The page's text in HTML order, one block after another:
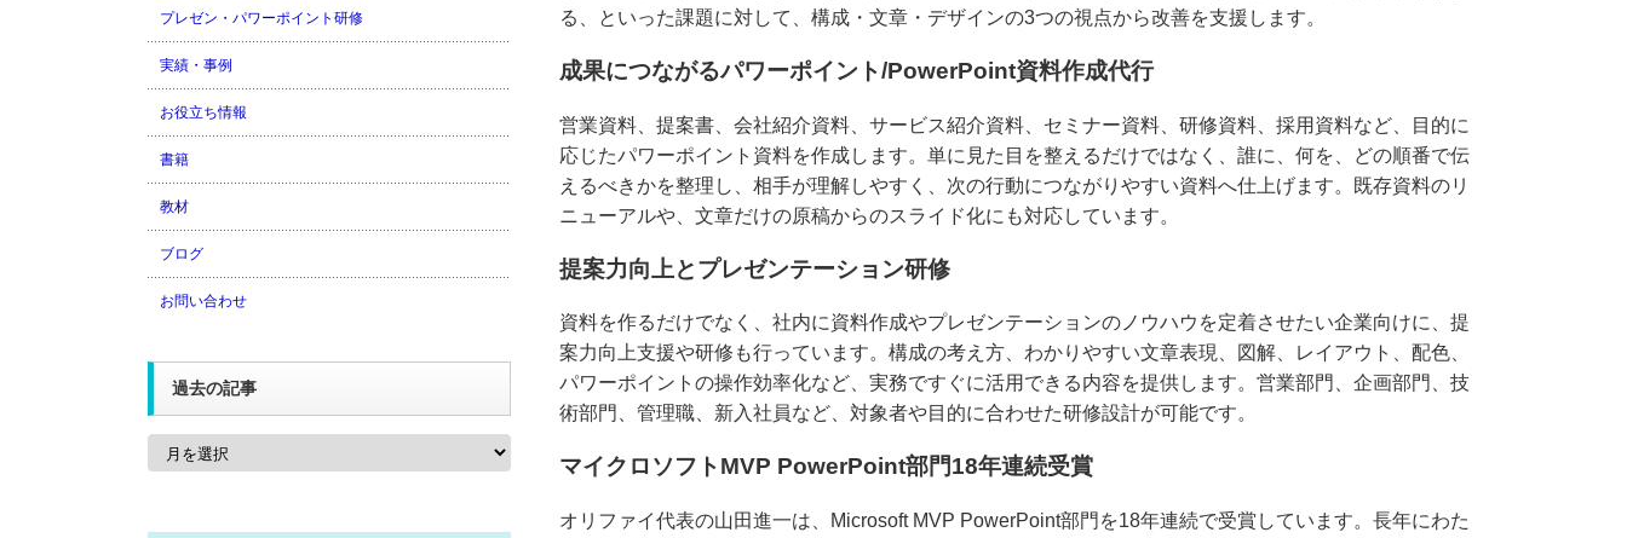
る、といった課題に対して、構成・文章・デザインの3つの視点から改善を支援します。
成果につながるパワーポイント/PowerPoint資料作成代行
営業資料、提案書、会社紹介資料、サービス紹介資料、セミナー資料、研修資料、採用資料など、目的に
応じたパワーポイント資料を作成します。単に見た目を整えるだけではなく、誰に、何を、どの順番で伝
えるべきかを整理し、相手が理解しやすく、次の行動につながりやすい資料へ仕上げます。既存資料のリ
ニューアルや、文章だけの原稿からのスライド化にも対応しています。
提案力向上とプレゼンテーション研修
資料を作るだけでなく、社内に資料作成やプレゼンテーションのノウハウを定着させたい企業向けに、提
案力向上支援や研修も行っています。構成の考え方、わかりやすい文章表現、図解、レイアウト、配色、
パワーポイントの操作効率化など、実務ですぐに活用できる内容を提供します。営業部門、企画部門、技
術部門、管理職、新入社員など、対象者や目的に合わせた研修設計が可能です。
マイクロソフトMVP PowerPoint部門18年連続受賞
オリファイ代表の山田進一は、Microsoft MVP PowerPoint部門を18年連続で受賞しています。長年にわた
プレゼン・パワーポイント研修
実績・事例
お役立ち情報
書籍
教材
ブログ
お問い合わせ
過去の記事